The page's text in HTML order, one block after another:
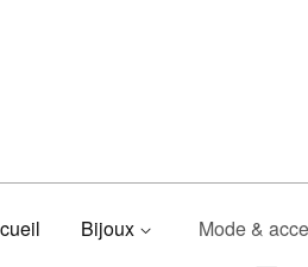
Bijoux Mode &